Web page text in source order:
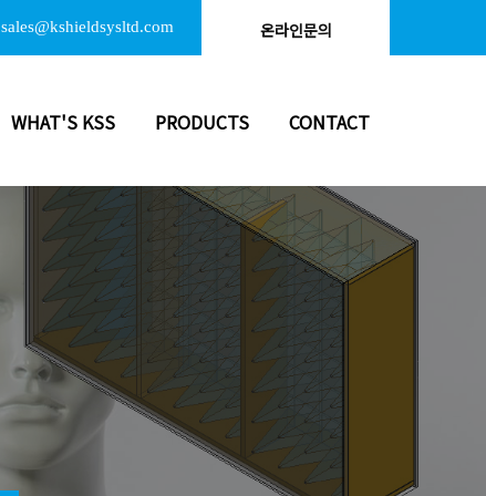
sales@kshieldsysltd.com 온라인문의
WHAT'S KSS PRODUCTS CONTACT